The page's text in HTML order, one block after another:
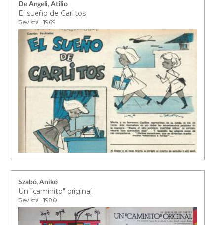
De Angeli, Atilio
El sueño de Carlitos
Revista | 1969
Szabó, Anikó
Un "caminito" original
Revista | 1980